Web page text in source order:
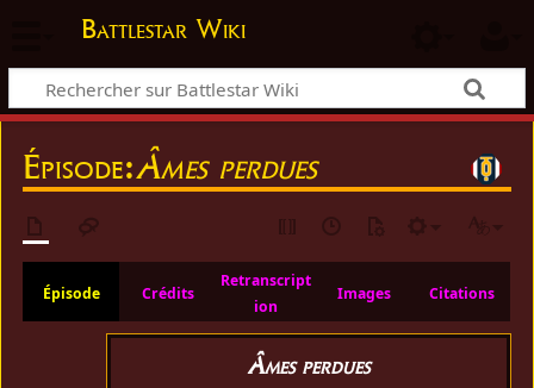
Battlestar Wiki
Épisode:Âmes perdues
Épisode Crédits
Retranscript
ion
Images Citations
Âmes perdues